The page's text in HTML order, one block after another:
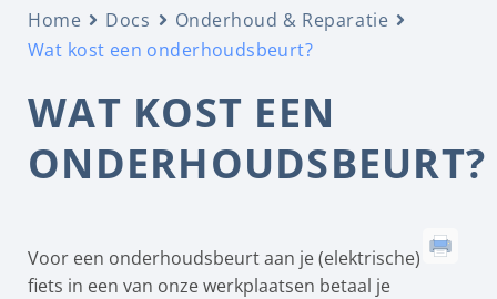
Home Docs
Onderhoud & Reparatie
Wat kost een onderhoudsbeurt?
WAT KOST EEN
ONDERHOUDSBEURT?
Voor een onderhoudsbeurt aan je (elektrische)
fiets in een van onze werkplaatsen betaal je